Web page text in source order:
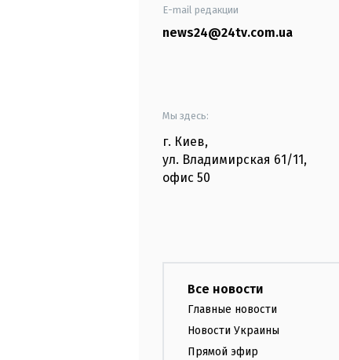
E-mail редакции
news24@24tv.com.ua
Мы здесь:
г. Киев,
ул. Владимирская 61/11,
офис 50
Все новости
Главные новости
Новости Украины
Прямой эфир